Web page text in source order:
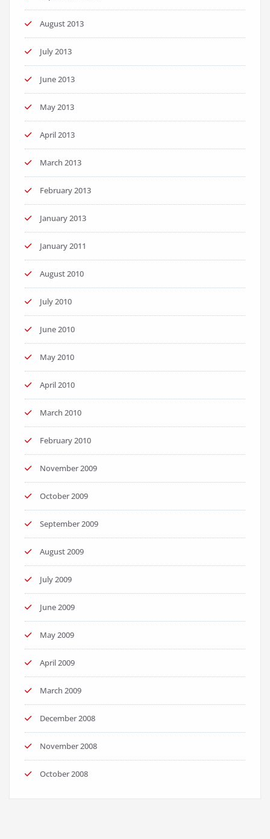
August 2013
July 2013
June 2013
May 2013
April 2013
March 2013
February 2013
January 2013
January 2011
August 2010
July 2010
June 2010
May 2010
April 2010
March 2010
February 2010
November 2009
October 2009
September 2009
August 2009
July 2009
June 2009
May 2009
April 2009
March 2009
December 2008
November 2008
October 2008